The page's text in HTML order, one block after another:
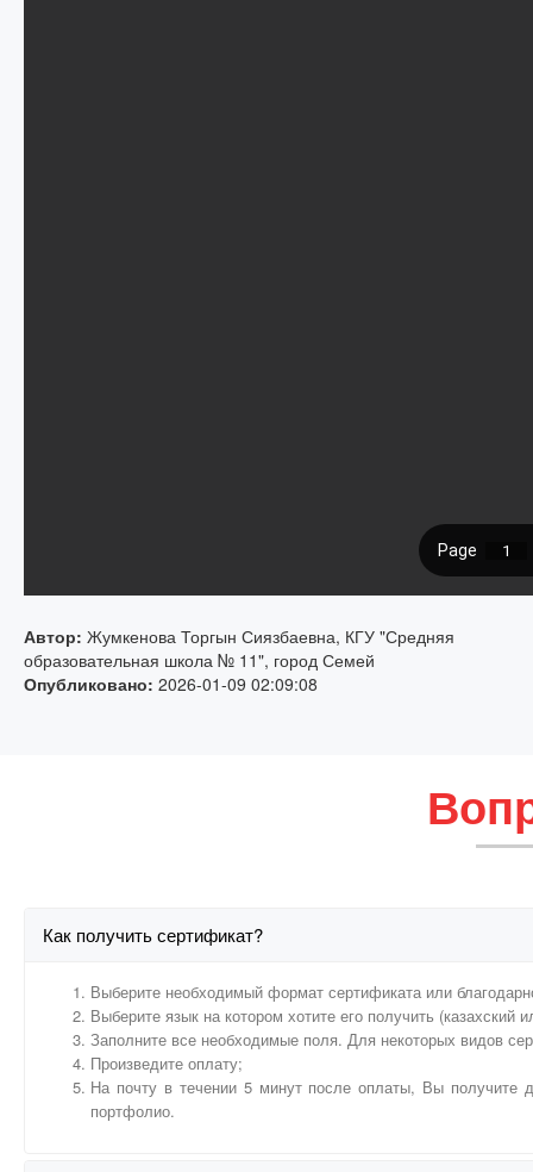
Автор: Жумкенова Торгын Сиязбаевна, КГУ "Средняя
образовательная школа № 11", город Семей
Опубликовано: 2026-01-09 02:09:08
Как получить сертификат?
Выберите необходимый формат сертификата или
Выберите язык на котором хотите его получить (казахский
Заполните все необходимые поля. Для некоторых видов
Произведите оплату;
На почту в течении 5 минут после оплаты, Вы получите
портфолио.